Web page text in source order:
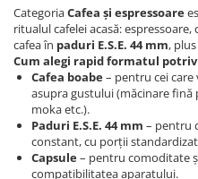
CategoriaCafea și espressoare
ritualul cafelei acasă: espressoare,
cafea în paduri E.S.E. 44 mm,
Cum alegi rapid formatul
Cafea boabe– pentru cei
asupra gustului (măcinare
moka etc.).
Paduri E.S.E. 44 mm – pentru
constant, cu porții
Capsule– pentru comoditate
compatibilitatea aparatului.